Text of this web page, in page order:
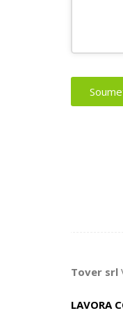
Contact
Email *
Tover srl
LAVORA